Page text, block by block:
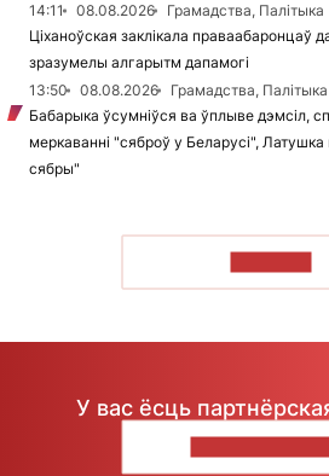
14:11
08.08.2026
Грамадства, Палітыка
Ціханоўская заклікала праваабаронцаў
зразумелы алгарытм дапамогі
13:50
08.08.2026
Грамадства, Палітыка
Бабарыка ўсумніўся ва ўплыве дэмсіл,
меркаванні "сяброў у Беларусі",
сябры"
У вас ёсць